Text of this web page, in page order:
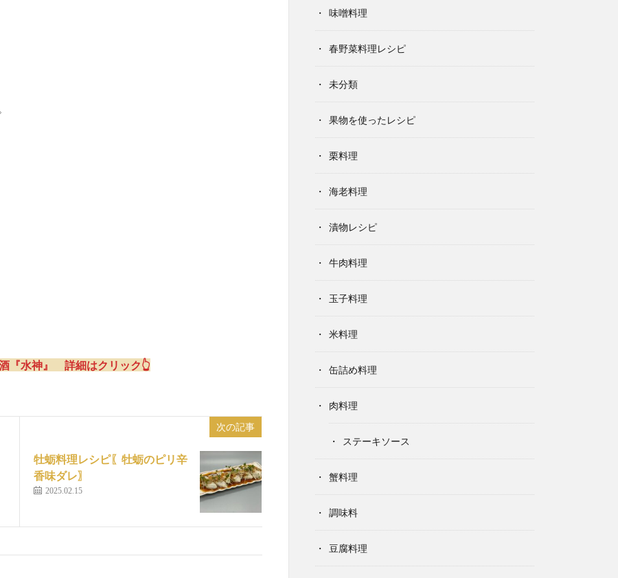
『水神』 詳細はクリック👆
次の記事
牡蛎料理レシピ〖牡蛎のピリ辛
香味ダレ〗
2025.02.15
味噌料理
春野菜料理レシピ
未分類
果物を使ったレシピ
栗料理
海老料理
漬物レシピ
牛肉料理
玉子料理
米料理
缶詰め料理
肉料理
ステーキソース
蟹料理
調味料
豆腐料理